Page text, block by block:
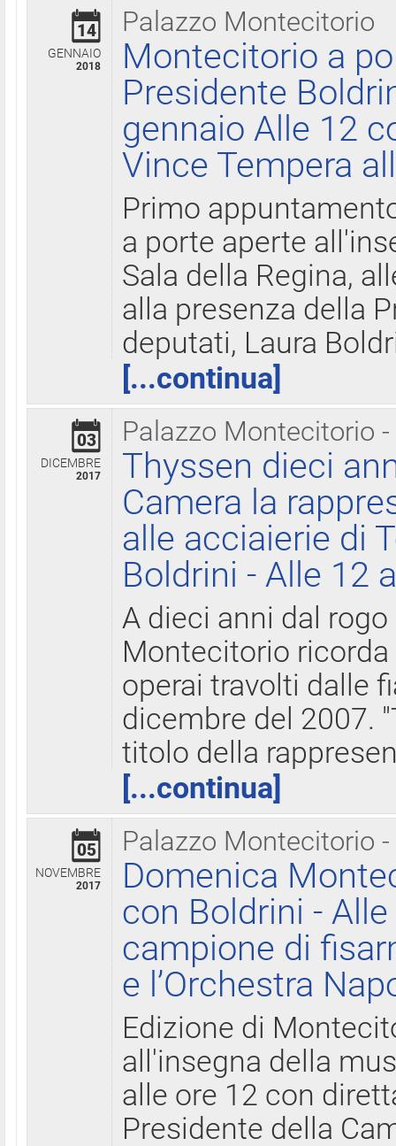
Palazzo Montecitorio
14
GENNAIO
2018
Montecitorio a
Presidente
gennaio Alle 12
Vince Tempera
Primo
a porte aperte
Sala della Regina,
alla presenza della
deputati, Laura
[...continua]
Palazzo Montecitorio
03
DICEMBRE
2017
Thyssen dieci
Camera la
alle acciaierie di
Boldrini - Alle 12
A dieci anni dal
Montecitorio
operai travolti dalle
dicembre del 2007.
titolo della
[...continua]
Palazzo Montecitorio
05
NOVEMBRE
2017
Domenica
con Boldrini -
campione di
e l’Orchestra
Edizione di
all'insegna della
alle ore 12 con
Presidente della